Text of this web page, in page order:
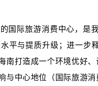
国际旅游消费中心，是
平与提质升级；进一
打造成一个环境优好
与中心地位（国际旅游